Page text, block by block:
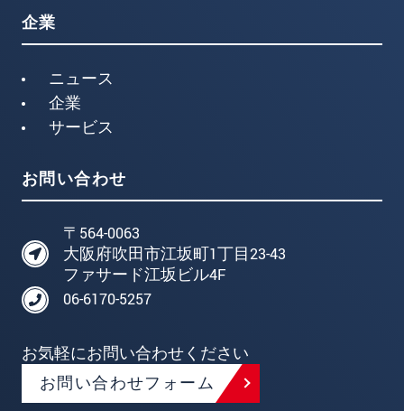
企業
ニュース
企業
サービス
お問い合わせ
〒564-0063
大阪府吹田市江坂町1丁目23-43
ファサード江坂ビル4F
06-6170-5257
お気軽にお問い合わせください
お問い合わせフォーム